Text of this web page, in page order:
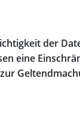
der
eine